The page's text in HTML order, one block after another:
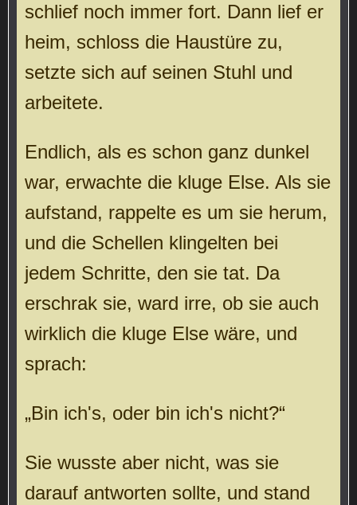
schlief noch immer fort. Dann lief er
heim, schloss die Haustüre zu,
setzte sich auf seinen Stuhl und
arbeitete.
Endlich, als es schon ganz dunkel
war, erwachte die kluge Else. Als sie
aufstand, rappelte es um sie herum,
und die Schellen klingelten bei
jedem Schritte, den sie tat. Da
erschrak sie, ward irre, ob sie auch
wirklich die kluge Else wäre, und
sprach:
„Bin ich's, oder bin ich's nicht?“
Sie wusste aber nicht, was sie
darauf antworten sollte, und stand